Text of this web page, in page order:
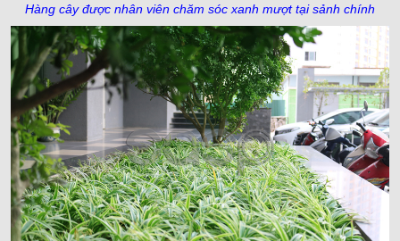
Hàng cây được nhân viên chăm sóc xanh mượt tại sảnh chính